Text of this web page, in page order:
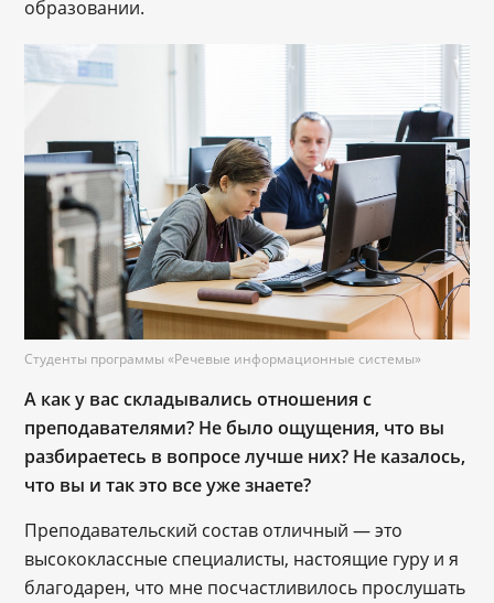
образовании.
Студенты программы «Речевые информационные системы»
А как у вас складывались отношения с
преподавателями? Не было ощущения, что вы
разбираетесь в вопросе лучше них? Не казалось,
что вы и так это все уже знаете?
Преподавательский состав отличный — это
высококлассные специалисты, настоящие гуру и я
благодарен, что мне посчастливилось прослушать